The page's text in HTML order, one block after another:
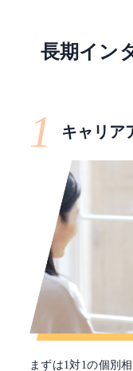
長期イン
1 キャリア
まずは1対1の個別